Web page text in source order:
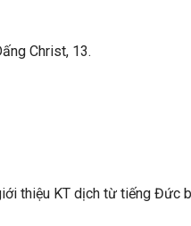
Christ, 13.
thiệu KT dịch từ tiếng Đức